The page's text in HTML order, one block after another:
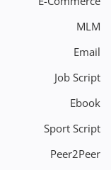
MLM
Email
Job Script
Ebook
Sport Script
Peer2Peer